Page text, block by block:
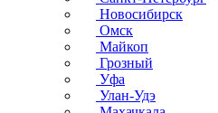
Новосибирск
Омск
Майкоп
Грозный
Уфа
Улан-Удэ